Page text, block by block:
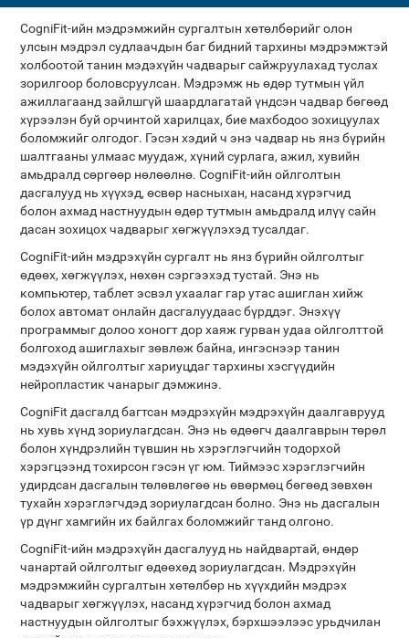
CogniFit-ийн мэдрэмжийн сургалтын хөтөлбөрийг олон
улсын мэдрэл судлаачдын баг бидний тархины мэдрэмжтэй
холбоотой танин мэдэхүйн чадварыг сайжруулахад туслах
зорилгоор боловсруулсан. Мэдрэмж нь өдөр тутмын үйл
ажиллагаанд зайлшгүй шаардлагатай үндсэн чадвар бөгөөд
хүрээлэн буй орчинтой харилцах, бие махбодоо зохицуулах
боломжийг олгодог. Гэсэн хэдий ч энэ чадвар нь янз бүрийн
шалтгааны улмаас муудаж, хүний ​​​​сурлага, ажил, хувийн
амьдралд сөргөөр нөлөөлнө. CogniFit-ийн ойлголтын
дасгалууд нь хүүхэд, өсвөр насныхан, насанд хүрэгчид
болон ахмад настнуудын өдөр тутмын амьдралд илүү сайн
дасан зохицох чадварыг хөгжүүлэхэд тусалдаг.
CogniFit-ийн мэдрэхүйн сургалт нь янз бүрийн ойлголтыг
өдөөх, хөгжүүлэх, нөхөн сэргээхэд тустай. Энэ нь
компьютер, таблет эсвэл ухаалаг гар утас ашиглан хийж
болох автомат онлайн дасгалуудаас бүрддэг. Энэхүү
программыг долоо хоногт дор хаяж гурван удаа ойлголттой
болгоход ашиглахыг зөвлөж байна, ингэснээр танин
мэдэхүйн ойлголтыг хариуцдаг тархины хэсгүүдийн
нейропластик чанарыг дэмжинэ.
CogniFit дасгалд багтсан мэдрэхүйн мэдрэхүйн даалгаврууд
нь хувь хүнд зориулагдсан. Энэ нь өдөөгч даалгаврын төрөл
болон хүндрэлийн түвшин нь хэрэглэгчийн тодорхой
хэрэгцээнд тохирсон гэсэн үг юм. Тиймээс хэрэглэгчийн
удирдсан дасгалын төлөвлөгөө нь өвөрмөц бөгөөд зөвхөн
тухайн хэрэглэгчдэд зориулагдсан болно. Энэ нь дасгалын
үр дүнг хамгийн их байлгах боломжийг танд олгоно.
CogniFit-ийн мэдрэхүйн дасгалууд нь найдвартай, өндөр
чанартай ойлголтыг өдөөхөд зориулагдсан. Мэдрэхүйн
мэдрэмжийн сургалтын хөтөлбөр нь хүүхдийн мэдрэх
чадварыг хөгжүүлэх, насанд хүрэгчид болон ахмад
настнуудын ойлголтыг бэхжүүлэх, бэрхшээлээс урьдчилан